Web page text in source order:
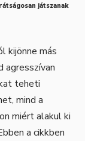
játszanak
kijönne más
agresszívan
teheti
mind a
miért alakul ki
a cikkben